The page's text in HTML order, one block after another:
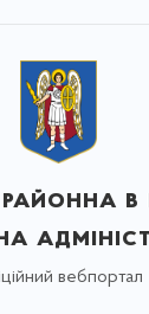
в
вебпортал